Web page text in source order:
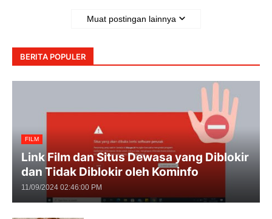
Muat postingan lainnya
BERITA POPULER
FILM
Link Film dan Situs Dewasa yang Diblokir
dan Tidak Diblokir oleh Kominfo
11/09/2024 02:46:00 PM